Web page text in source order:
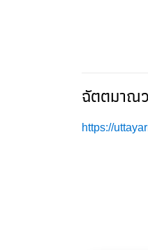
ฉัตตมาณ
https://